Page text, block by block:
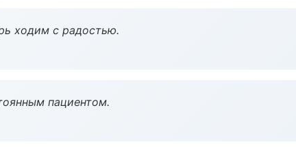
ходим с радостью.
пациентом.